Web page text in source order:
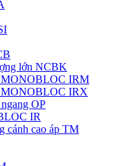
lớn NCBK
IRM
IRX
OP
IR
cánh cao áp TM